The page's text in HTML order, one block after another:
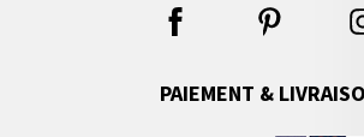
PAIEMENT &